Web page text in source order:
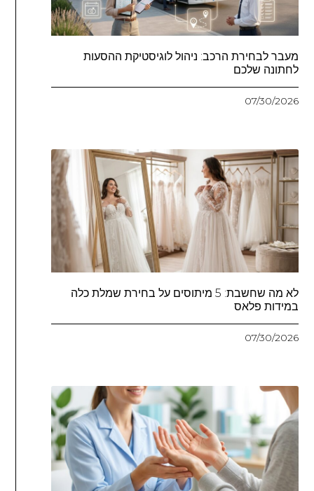
מעבר לבחירת הרכב: ניהול לוגיסטיקת ההסעות
לחתונה שלכם
07/30/2026
לא מה שחשבת: 5 מיתוסים על בחירת שמלת כלה
במידות פלאס
07/30/2026